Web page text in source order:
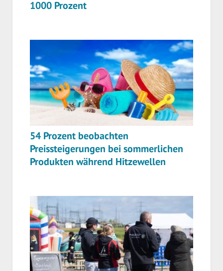
1000 Prozent
54 Prozent beobachten
Preissteigerungen bei sommerlichen
Produkten während Hitzewellen